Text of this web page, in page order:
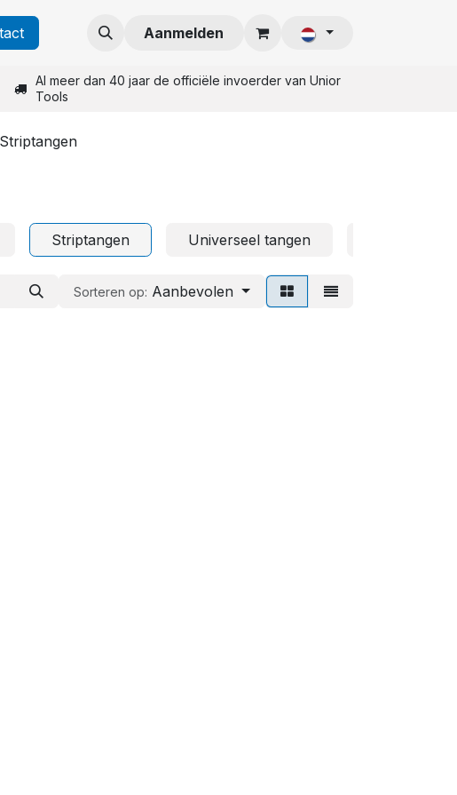
Aanmelden
Al meer dan 40 jaar de officiële invoerder van Unior
Tools
Striptangen
Striptangen Universeel tangen
Sorteren op: Aanbevolen